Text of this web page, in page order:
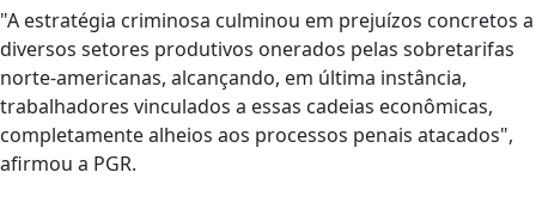
"A estratégia criminosa culminou em prejuízos concretos a
diversos setores produtivos onerados pelas sobretarifas
norte-americanas, alcançando, em última instância,
trabalhadores vinculados a essas cadeias econômicas,
completamente alheios aos processos penais atacados",
afirmou a PGR.